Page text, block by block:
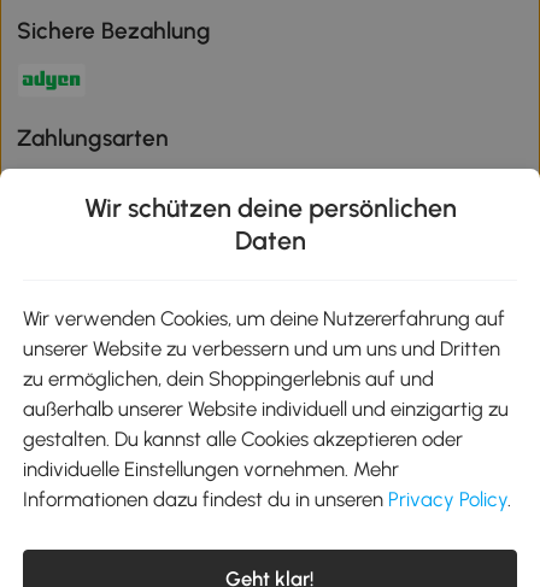
Sichere Bezahlung
Zahlungsarten
Aosom-App
Google Play
Tel.: +49 40 87408465
kontakt@aosom.de
Wir schützen deine persönlichen
Daten
Wir verwenden Cookies, um deine Nutzererfahrung auf
unserer Website zu verbessern und um uns und Dritten
zu ermöglichen, dein Shoppingerlebnis auf und
außerhalb unserer Website individuell und einzigartig zu
gestalten. Du kannst alle Cookies akzeptieren oder
individuelle Einstellungen vornehmen. Mehr
Informationen dazu findest du in unseren Privacy Policy.
Geht klar!